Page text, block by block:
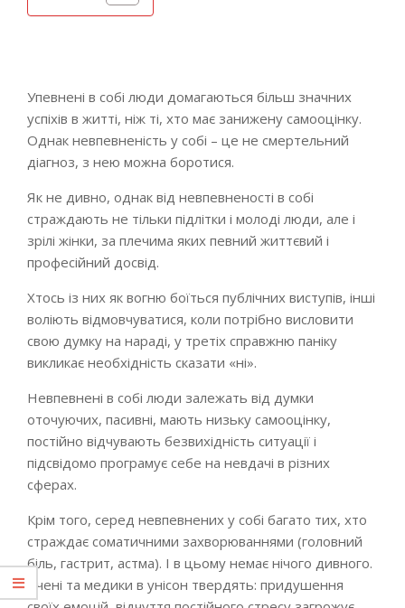
Упевнені в собі люди домагаються більш значних
успіхів в житті, ніж ті, хто має занижену самооцінку.
Однак невпевненість у собі – це не смертельний
діагноз, з нею можна боротися.
Як не дивно, однак від невпевненості в собі
страждають не тільки підлітки і молоді люди, але і
зрілі жінки, за плечима яких певний життєвий і
професійний досвід.
Хтось із них як вогню боїться публічних виступів, інші
воліють відмовчуватися, коли потрібно висловити
свою думку на нараді, у третіх справжню паніку
викликає необхідність сказати «ні».
Невпевнені в собі люди залежать від думки
оточуючих, пасивні, мають низьку самооцінку,
постійно відчувають безвихідність ситуації і
підсвідомо програмує себе на невдачі в різних
сферах.
Крім того, серед невпевнених у собі багато тих, хто
страждає соматичними захворюваннями (головний
біль, гастрит, астма). І в цьому немає нічого дивного.
Вчені та медики в унісон твердять: придушення